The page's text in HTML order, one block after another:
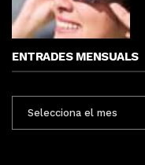
ENTRADES MENSUALS
MENSUALS